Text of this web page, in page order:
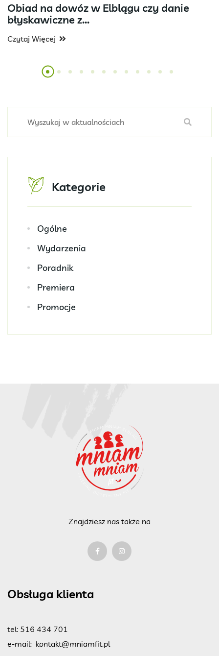
Obiad na dowóz w Elblągu czy danie
błyskawiczne z...
Czytaj Więcej
Kategorie
Ogólne
Wydarzenia
Poradnik
Premiera
Promocje
Znajdziesz nas także na
Obsługa klienta
tel: 516 434 701
e-mail: kontakt@mniamfit.pl